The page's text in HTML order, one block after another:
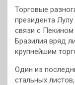
Торговые
президента
связи с
Бразилия вряд
крупнейшим
Один из
стальных